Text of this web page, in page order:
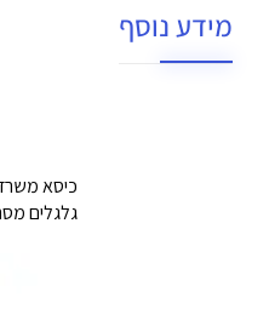
מידע נוסף
גלגלים מסתובבים 360 מעלות מתגלגל חלק,